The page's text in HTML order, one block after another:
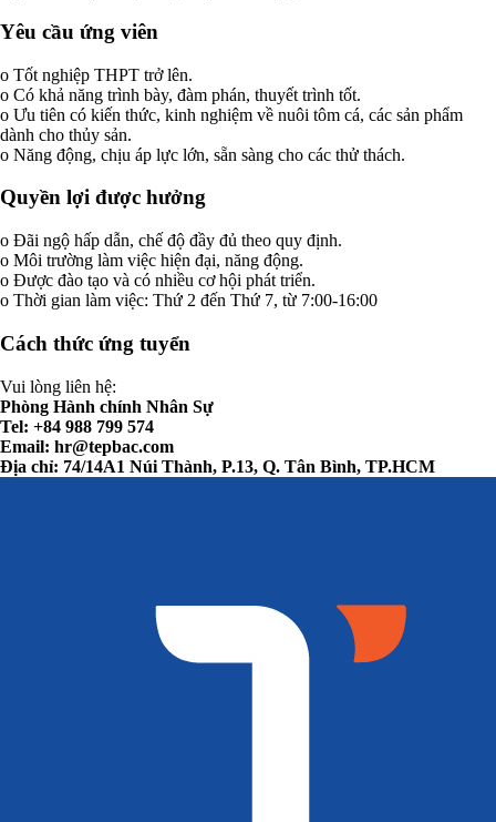
Yêu cầu ứng viên
o Tốt nghiệp THPT trở lên.
o Có khả năng trình bày, đàm phán, thuyết trình tốt.
o Ưu tiên có kiến thức, kinh nghiệm về nuôi tôm cá, các sản phẩm
dành cho thủy sản.
o Năng động, chịu áp lực lớn, sẵn sàng cho các thử thách.
Quyền lợi được hưởng
o Đãi ngộ hấp dẫn, chế độ đầy đủ theo quy định.
o Môi trường làm việc hiện đại, năng động.
o Được đào tạo và có nhiều cơ hội phát triển.
o Thời gian làm việc: Thứ 2 đến Thứ 7, từ 7:00-16:00
Cách thức ứng tuyển
Vui lòng liên hệ:
Phòng Hành chính Nhân Sự
Tel: +84 988 799 574
Email: hr@tepbac.com
Địa chỉ: 74/14A1 Núi Thành, P.13, Q. Tân Bình, TP.HCM